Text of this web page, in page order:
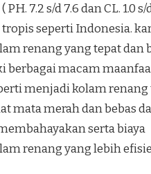
7.2 s/d 7.6 dan CL. 1.0 s/
seperti Indonesia.
renang yang tepat dan
berbagai macam
menjadi kolam renang
mata merah dan bebas
serta biaya
renang yang lebih